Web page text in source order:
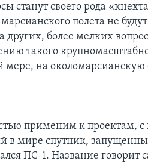
станут своего рода
полета не
более мелких
такого
на околомарсианскую
применим к проектам, с
в мире спутник,
ПС-1. Название говорит